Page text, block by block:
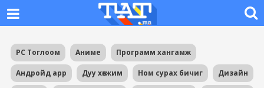
PC Тоглоом Аниме Программ хангамж
Андройд app Дуу хөгжим Ном сурах бичиг Дизайн